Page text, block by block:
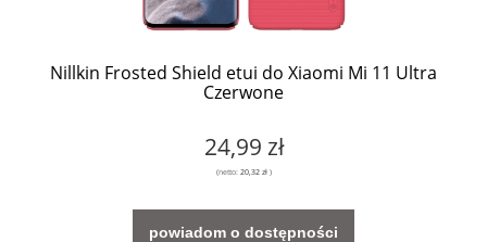
Nillkin Frosted Shield etui do Xiaomi Mi 11 Ultra
Czerwone
24,99 zł
(netto: 20,32 zł)
powiadom o dostępności